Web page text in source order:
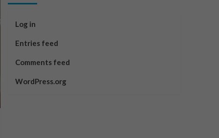
Log in
Entries feed
Comments feed
WordPress.org